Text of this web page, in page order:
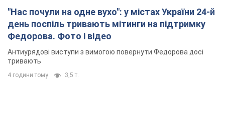
"Нас почули на одне вухо": у містах України 24-й
день поспіль тривають мітинги на підтримку
Федорова. Фото і відео
Антиурядові виступи з вимогою повернути Федорова досі
тривають
4 години тому 3,5 т.